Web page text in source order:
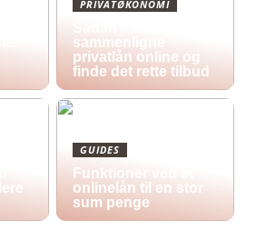
PRIVATØKONOMI
sammenligne
privatlån online og
finde det rette tilbud
GUIDES
Funktioner ved et
onlinelån til en stor
sum penge